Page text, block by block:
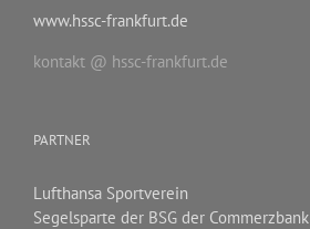
www.hssc-frankfurt.de
kontakt @ hssc-frankfurt.de
PARTNER
Lufthansa Sportverein
Segelsparte der BSG der Commerzbank